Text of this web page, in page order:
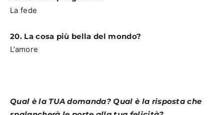
La fede
20. La cosa più bella del mondo?
L’amore
Qual è la TUA domanda? Qual è la risposta che